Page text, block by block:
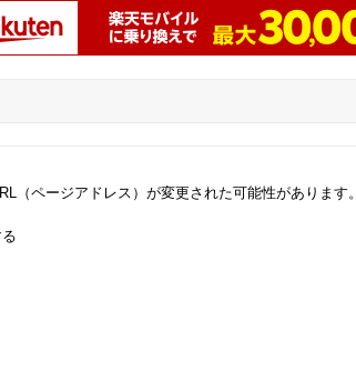
（ページアドレス）が変更された可能性があります。